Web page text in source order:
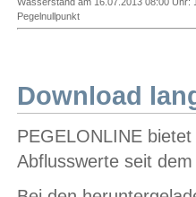
Pegelnullpunkt
Download
PEGELONLINE
Abflusswerte seit